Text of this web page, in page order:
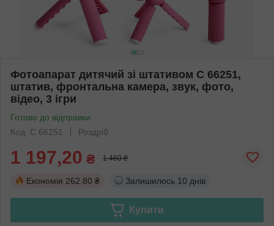
Фотоапарат дитячий зі штативом C 66251,
штатив, фронтальна камера, звук, фото,
відео, 3 ігри
Готово до відправки
Код: C 66251
Роздріб
1 197,20 ₴ 1 460 ₴
Економія 262.80 ₴ Залишилось 10 днів
Купити